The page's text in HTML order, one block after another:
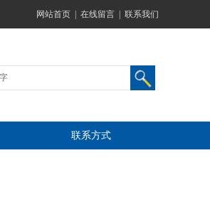
网站首页 在线留言 联系我们
联系方式